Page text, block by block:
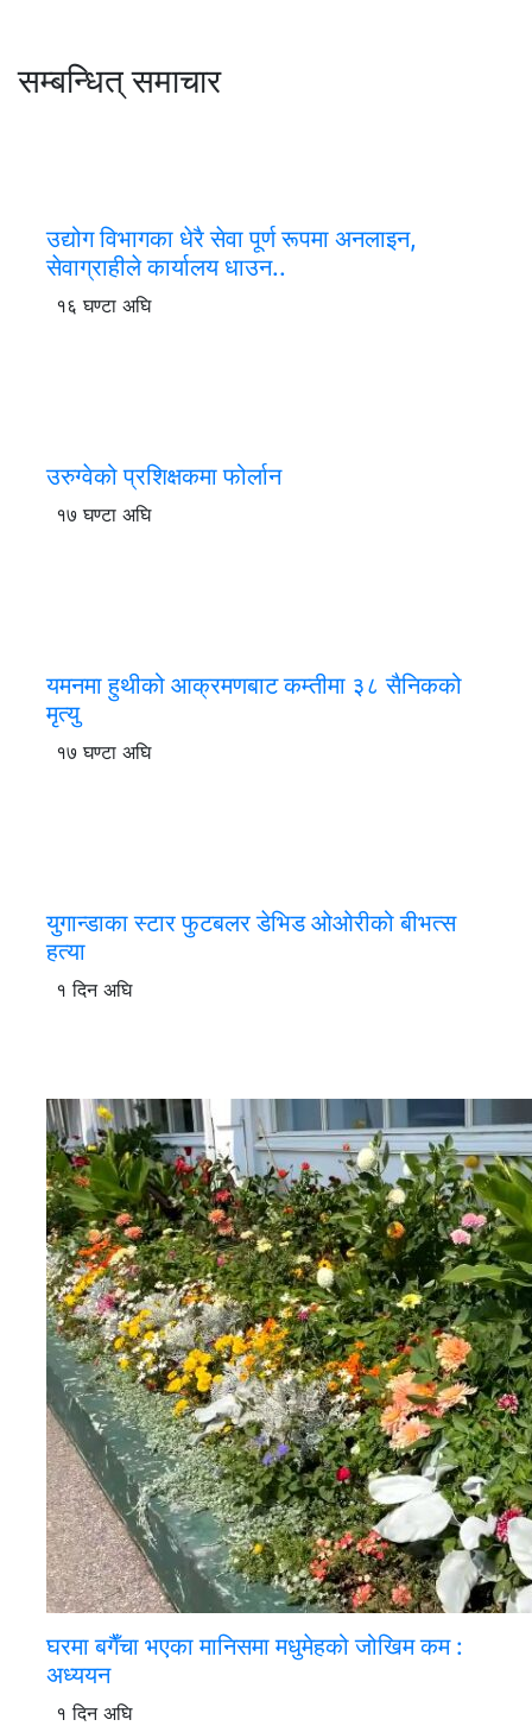
सम्बन्धित् समाचार
उद्योग विभागका धेरै सेवा पूर्ण रूपमा अनलाइन,
सेवाग्राहीले कार्यालय धाउन..
१६ घण्टा अघि
उरुग्वेको प्रशिक्षकमा फोर्लान
१७ घण्टा अघि
यमनमा हुथीको आक्रमणबाट कम्तीमा ३८ सैनिकको
मृत्यु
१७ घण्टा अघि
युगान्डाका स्टार फुटबलर डेभिड ओओरीको बीभत्स
हत्या
१ दिन अघि
घरमा बगैँचा भएका मानिसमा मधुमेहको जोखिम कम :
अध्ययन
१ दिन अघि